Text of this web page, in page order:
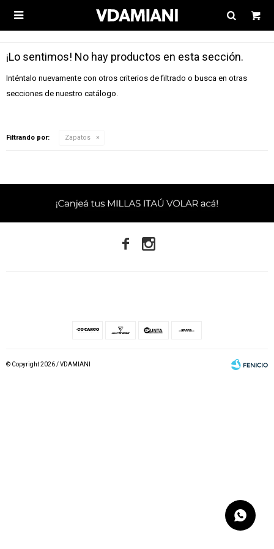

¡Lo sentimos! No hay productos en esta sección.
Inténtalo nuevamente con otros criterios de filtrado o busca en otras
secciones de nuestro catálogo.
Filtrando por: Zapatos
 
© Copyright 2026 / VDAMIANI